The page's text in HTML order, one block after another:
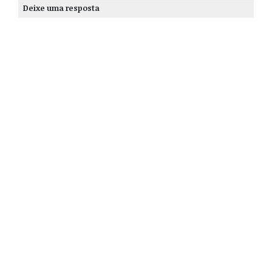
Deixe uma resposta